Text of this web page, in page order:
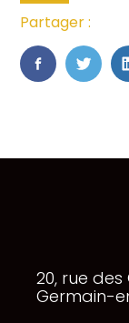
Partager :
FaceBook
Principale
20, rue des
Germain-